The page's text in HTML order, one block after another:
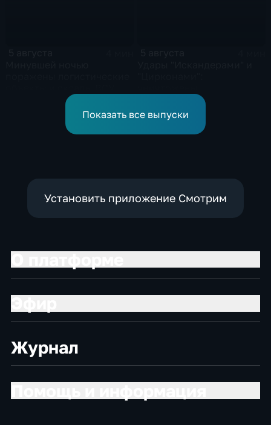
логистические базы ВСУ
под Киевом
Показать все выпуски
Установить приложение Смотрим
Журнал